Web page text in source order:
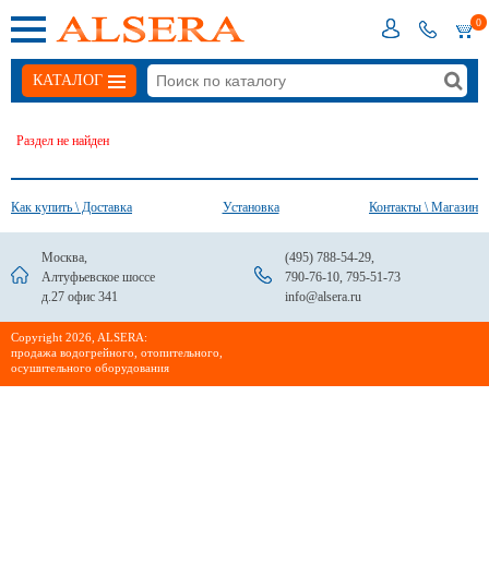
0
КАТАЛОГ
Раздел не найден
Как купить \ Доставка Установка Контакты \ Магазин
Москва,
Алтуфьевское шоссе
д.27 офис 341
(495) 788-54-29,
790-76-10, 795-51-73
info@alsera.ru
Сopyright 2026, ALSERA:
продажа водогрейного, отопительного,
осушительного оборудования